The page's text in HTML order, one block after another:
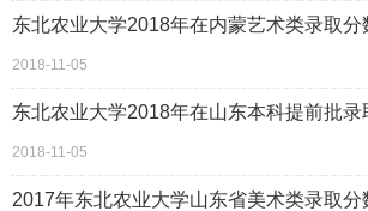
东北农业大学2018年在内蒙艺术类录取分
2018-11-05
东北农业大学2018年在山东本科提前批录
2018-11-05
2017年东北农业大学山东省美术类录取分